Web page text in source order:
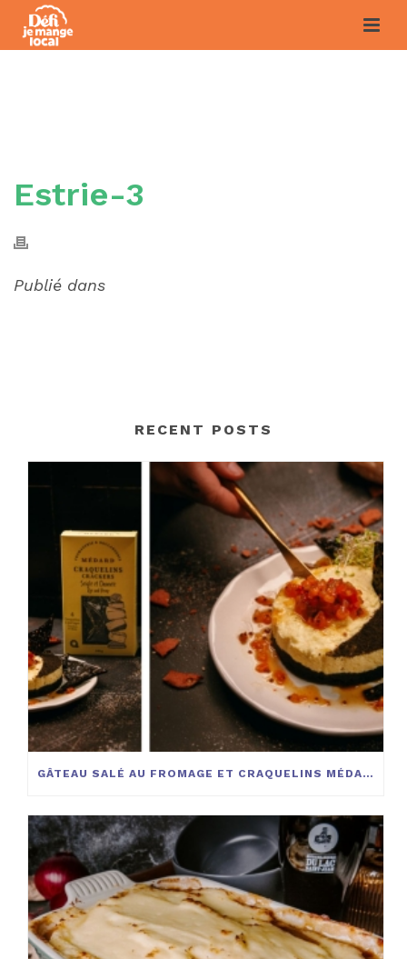
Estrie-3
Publié dans
RECENT POSTS
GÂTEAU SALÉ AU FROMAGE ET CRAQUELINS MÉDARD